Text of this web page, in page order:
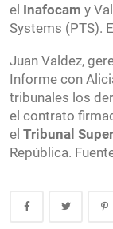
el Inafocam y
Systems (PTS).
Juan Valdez,
Informe con
tribunales los
el contrato
el Tribunal
República.